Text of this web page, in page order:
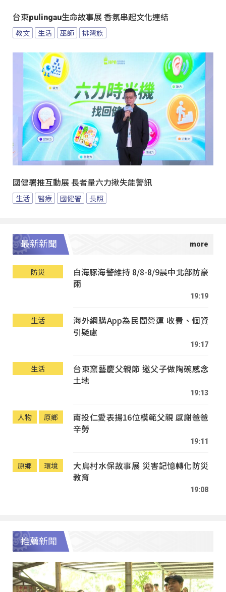
台東pulingau生命故事展 香氛串起文化連結
教文 生活 巫師 排灣族
國健署推互動展 長者量六力揪失能警訊
生活 醫療 國健署 長照
最新新聞
防災
白海豚海警維持 8/8-8/9晨中北部防豪
雨
19:19
生活
海外網購App為民間營運 收費、個資
引疑慮
19:17
生活
台東窯藝慶父親節 邀父子做陶碗感念
土地
19:13
人物 原鄉
南投仁愛表揚16位模範父親 感謝爸爸
辛勞
19:11
原鄉 環境
大鳥村水保故事展 災害記憶轉化防災
教育
19:08
推薦新聞